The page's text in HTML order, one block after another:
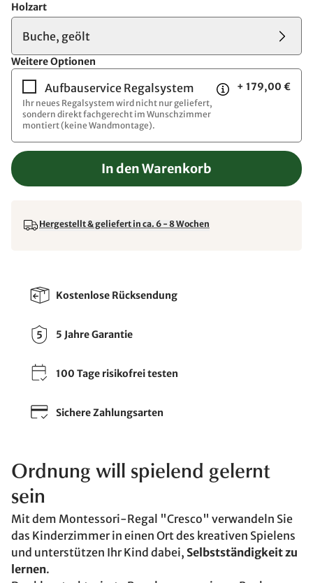
Holzart
Buche, geölt
Weitere Optionen
Aufbauservice Regalsystem
Ihr neues Regalsystem wird nicht nur geliefert,
sondern direkt fachgerecht im Wunschzimmer
montiert (keine Wandmontage).
+ 179,00 €
In den Warenkorb
Hergestellt & geliefert in ca. 6 - 8 Wochen
Kostenlose Rücksendung
5 Jahre Garantie
100 Tage risikofrei testen
Sichere Zahlungsarten
Ordnung will spielend gelernt
sein
Mit dem Montessori-Regal "Cresco" verwandeln Sie
das Kinderzimmer in einen Ort des kreativen Spielens
und unterstützen Ihr Kind dabei, Selbstständigkeit zu
lernen.